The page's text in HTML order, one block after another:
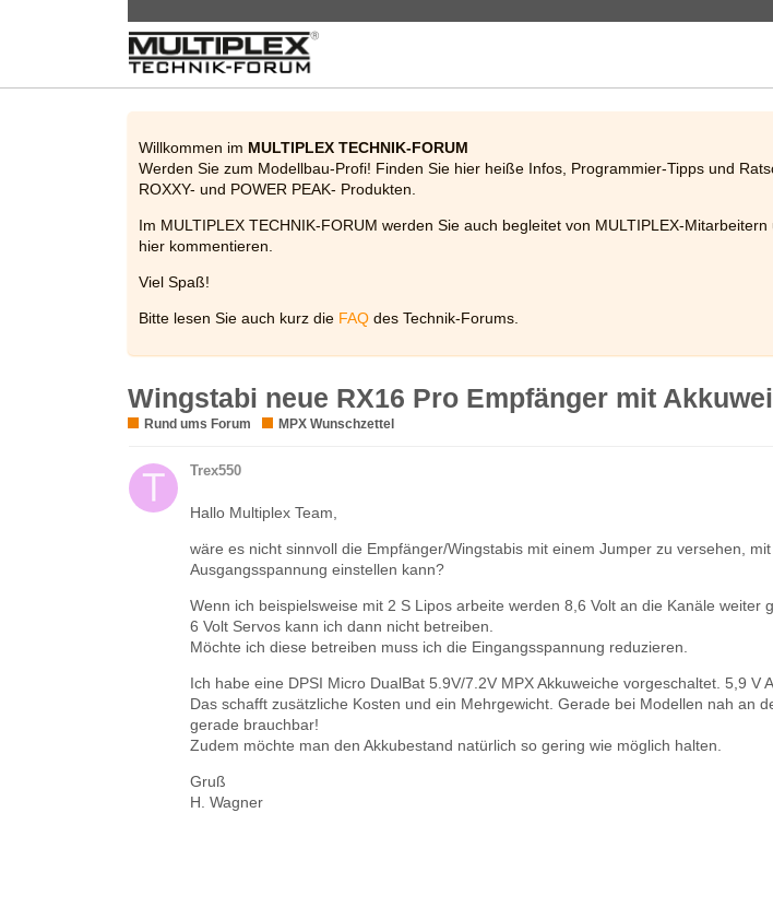
Willkommen im MULTIPLEX TECHNIK-FORUM
Werden Sie zum Modellbau-Profi! Finden Sie hier heiße Infos, Programmier-Tipps und
ROXXY- und POWER PEAK- Produkten.
Im MULTIPLEX TECHNIK-FORUM werden Sie auch begleitet von MULTIPLEX-
hier kommentieren.
Viel Spaß!
Bitte lesen Sie auch kurz die FAQ des Technik-Forums.
Wingstabi neue RX16 Pro Empfänger mit
Rund ums Forum MPX Wunschzettel
Trex550
Hallo Multiplex Team,
wäre es nicht sinnvoll die Empfänger/Wingstabis mit einem Jumper zu versehen,
Ausgangsspannung einstellen kann?
Wenn ich beispielsweise mit 2 S Lipos arbeite werden 8,6 Volt an die Kanäle weiter
6 Volt Servos kann ich dann nicht betreiben.
Möchte ich diese betreiben muss ich die Eingangsspannung reduzieren.
Ich habe eine DPSI Micro DualBat 5.9V/7.2V MPX Akkuweiche vorgeschaltet. 5,9 V
Das schafft zusätzliche Kosten und ein Mehrgewicht. Gerade bei Modellen nah an
gerade brauchbar!
Zudem möchte man den Akkubestand natürlich so gering wie möglich halten.
Gruß
H. Wagner